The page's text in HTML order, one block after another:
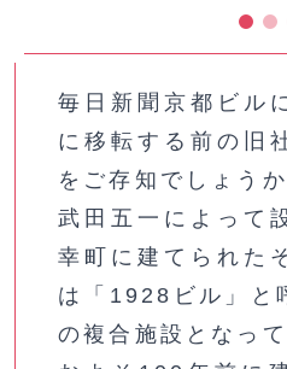
毎日新聞京都ビル
に移転する前の旧
をご存知でしょうか
武田五一によって
幸町に建てられた
は「1928ビル」と
の複合施設となって